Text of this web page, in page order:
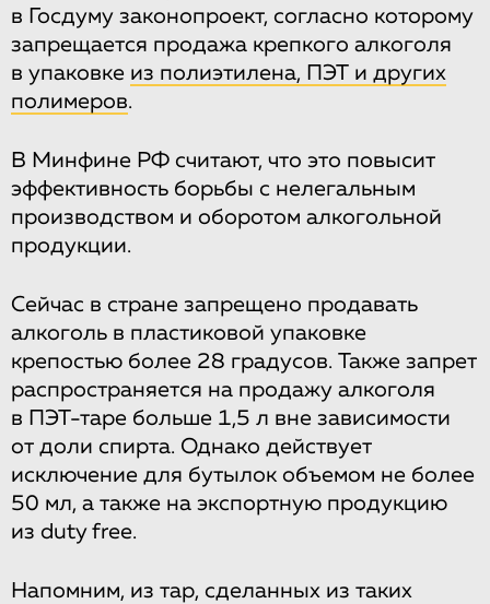
в Госдуму законопроект, согласно которому
запрещается продажа крепкого алкоголя
в упаковке из полиэтилена, ПЭТ и других
полимеров.
В Минфине РФ считают, что это повысит
эффективность борьбы с нелегальным
производством и оборотом алкогольной
продукции.
Сейчас в стране запрещено продавать
алкоголь в пластиковой упаковке
крепостью более 28 градусов. Также запрет
распространяется на продажу алкоголя
в ПЭТ-таре больше 1,5 л вне зависимости
от доли спирта. Однако действует
исключение для бутылок объемом не более
50 мл, а также на экспортную продукцию
из duty free.
Напомним, из тар, сделанных из таких